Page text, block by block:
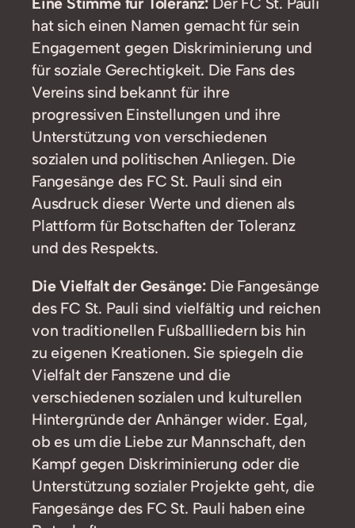
hat sich einen Namen gemacht für sein
Engagement gegen Diskriminierung und
für soziale Gerechtigkeit. Die Fans des
Vereins sind bekannt für ihre
progressiven Einstellungen und ihre
Unterstützung von verschiedenen
sozialen und politischen Anliegen. Die
Fangesänge des FC St. Pauli sind ein
Ausdruck dieser Werte und dienen als
Plattform für Botschaften der Toleranz
und des Respekts.
Die Vielfalt der Gesänge: Die Fangesänge
des FC St. Pauli sind vielfältig und reichen
von traditionellen Fußballliedern bis hin
zu eigenen Kreationen. Sie spiegeln die
Vielfalt der Fanszene und die
verschiedenen sozialen und kulturellen
Hintergründe der Anhänger wider. Egal,
ob es um die Liebe zur Mannschaft, den
Kampf gegen Diskriminierung oder die
Unterstützung sozialer Projekte geht, die
Fangesänge des FC St. Pauli haben eine